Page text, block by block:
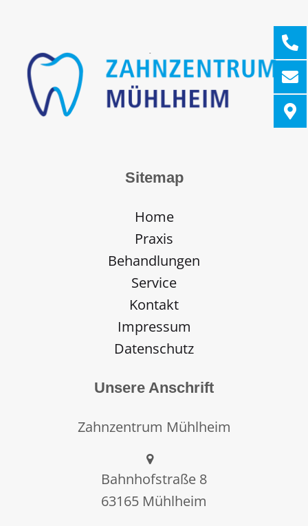
Sitemap
Home
Praxis
Behandlungen
Service
Kontakt
Impressum
Datenschutz
Unsere Anschrift
Zahnzentrum Mühlheim
Bahnhofstraße 8
63165 Mühlheim